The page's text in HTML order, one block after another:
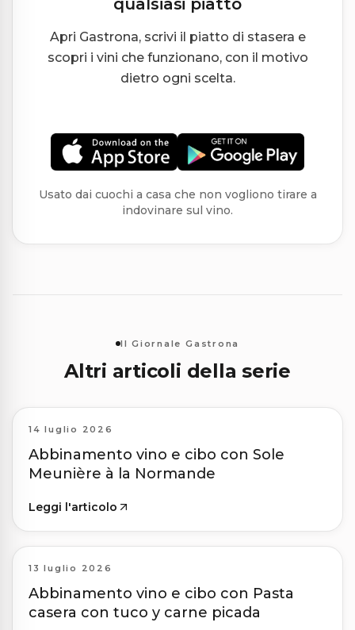
Apri Gastrona, scrivi il piatto di stasera e
scopri i vini che funzionano, con il motivo
dietro ogni scelta.
Usato dai cuochi a casa che non vogliono tirare a
indovinare sul vino.
Il Giornale Gastrona
Altri articoli della serie
14 luglio 2026
Abbinamento vino e cibo con Sole
Meunière à la Normande
Leggi l'articolo
13 luglio 2026
Abbinamento vino e cibo con Pasta
casera con tuco y carne picada